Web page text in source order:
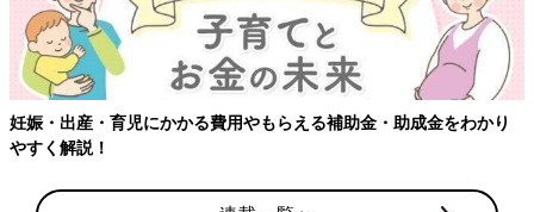
妊娠・出産・育児にかかる費用やもらえる補助金・助成金をわかり
やすく解説！